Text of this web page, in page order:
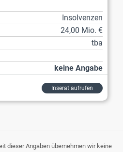
Insolvenzen
24,00 Mio. €
tba
keine Angabe
Inserat aufrufen
dieser Angaben übernehmen wir keine